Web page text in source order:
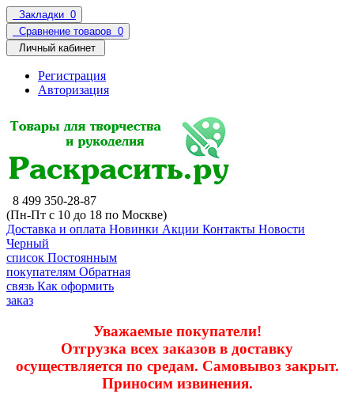
Закладки 0
Сравнение товаров 0
Личный кабинет
Регистрация
Авторизация
8 499 350-28-87
(Пн-Пт с 10 до 18 по Москве)
Доставка и оплата Новинки Акции Контакты Новости
Черный
список Постоянным
покупателям Обратная
связь Как оформить
заказ
Уважаемые покупатели!
Отгрузка всех заказов в доставку
осуществляется по средам. Самовывоз закрыт.
Приносим извинения.